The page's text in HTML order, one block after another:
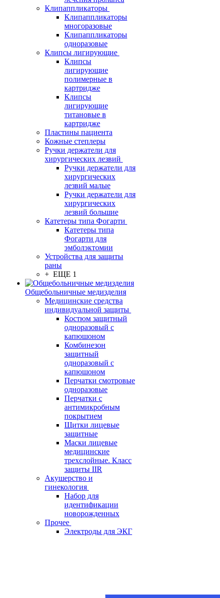
Клипаппликаторы
Клипаппликаторы
многоразовые
Клипаппликаторы
одноразовые
Клипсы лигирующие
Клипсы
лигирующие
полимерные в
картридже
Клипсы
лигирующие
титановые в
картридже
Пластины пациента
Кожные степлеры
Ручки держатели для
хирургических лезвий
Ручки держатели для
хирургических
лезвий малые
Ручки держатели для
хирургических
лезвий большие
Катетеры типа Фогарти
Катетеры типа
Фогарти для
эмболэктомии
Устройства для защиты
раны
+ ЕЩЕ 1
Общебольничные медизделия
Медицинские средства
индивидуальной защиты
Костюм защитный
одноразовый с
капюшоном
Комбинезон
защитный
одноразовый с
капюшоном
Перчатки смотровые
одноразовые
Перчатки с
антимикробным
покрытием
Щитки лицевые
защитные
Маски лицевые
медицинские
трехслойные. Класс
защиты IIR
Акушерство и
гинекология
Набор для
идентификации
новорожденных
Прочее
Электроды для ЭКГ